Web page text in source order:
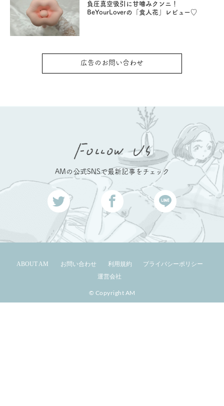
負圧真空吸引に甘噛みクンニ！
BeYourLoverの「食人花」レビュー♡
広告のお問い合わせ
AMの公式SNSで最新記事をチェック
ABOUT AM お問い合わせ 利用規約
プライバシーポリシー
運営会社
© Copyright AM